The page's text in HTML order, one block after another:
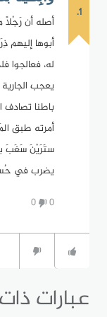
1.
أصله أن
أبوها إليهم
له، فعالجوا
يعجب
باطنا تصادف
أمرته طبق
ستَرَيْنَ سَغَبَ
يضرب في
0
0
عبارات